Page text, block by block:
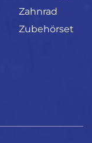
Zahnrad
Zubehörset